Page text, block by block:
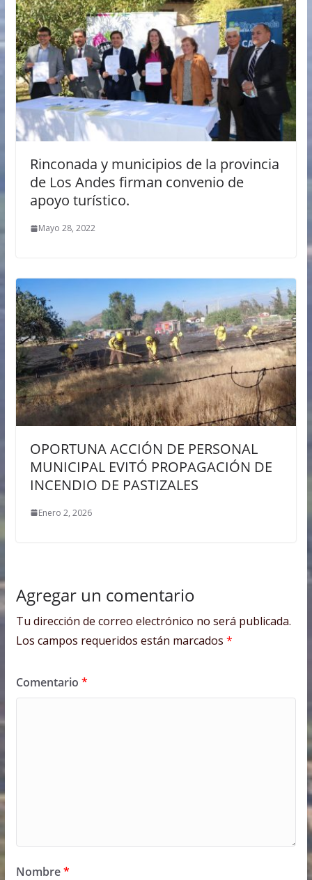
Rinconada y municipios de la provincia
de Los Andes firman convenio de
apoyo turístico.
Mayo 28, 2022
OPORTUNA ACCIÓN DE PERSONAL
MUNICIPAL EVITÓ PROPAGACIÓN DE
INCENDIO DE PASTIZALES
Enero 2, 2026
Agregar un comentario
Tu dirección de correo electrónico no será publicada.
Los campos requeridos están marcados *
Comentario *
Nombre*